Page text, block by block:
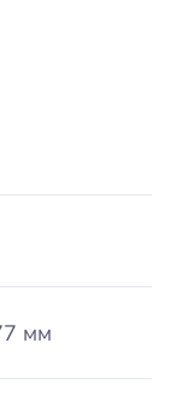
мм